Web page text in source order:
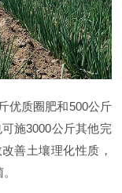
优质圈肥和500公斤
施3000公斤其他完
善土壤理化性质，